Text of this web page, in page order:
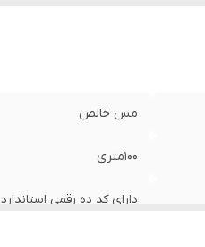
مس خالص
100متری
دارای کد ده رقمی استاندارد